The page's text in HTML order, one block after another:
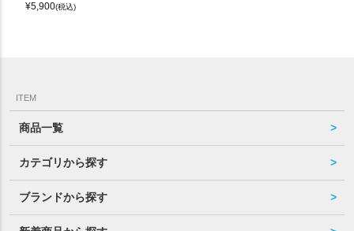
¥5,900(税込)
ITEM
商品一覧
カテゴリから探す
ブランドから探す